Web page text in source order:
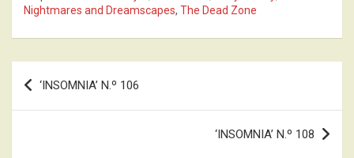
Nightmares and Dreamscapes, The Dead Zone
Navegación
de
‘INSOMNIA’ N.º 106
‘INSOMNIA’ N.º 108